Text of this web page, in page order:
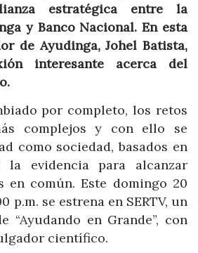
estratégica entre la
y Banco Nacional. En esta
de Ayudinga, Johel Batista,
interesante acerca del
por completo, los retos
complejos y con ello se
como sociedad, basados en
evidencia para alcanzar
en común. Este domingo 20
p.m. se estrena en SERTV, un
“Ayudando en Grande”, con
científico.